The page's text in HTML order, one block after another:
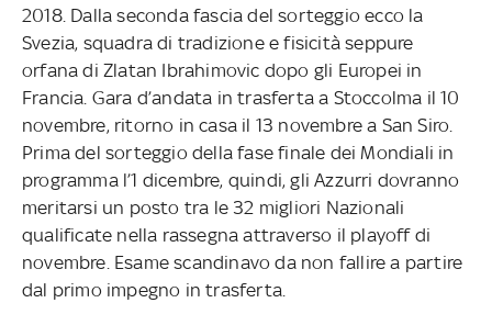
2018. Dalla seconda fascia del sorteggio ecco la
Svezia, squadra di tradizione e fisicità seppure
orfana di Zlatan Ibrahimovic dopo gli Europei in
Francia. Gara d’andata in trasferta a Stoccolma il 10
novembre, ritorno in casa il 13 novembre a San Siro.
Prima del sorteggio della fase finale dei Mondiali in
programma l’1 dicembre, quindi, gli Azzurri dovranno
meritarsi un posto tra le 32 migliori Nazionali
qualificate nella rassegna attraverso il playoff di
novembre. Esame scandinavo da non fallire a partire
dal primo impegno in trasferta.